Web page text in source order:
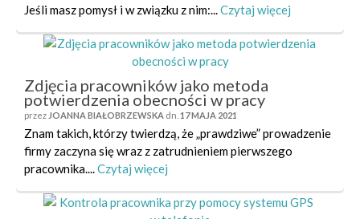
Jeśli masz pomysł i w związku z nim:... Czytaj więcej
Zdjęcia pracowników jako metoda
potwierdzenia obecności w pracy
przez JOANNA BIAŁOBRZEWSKA dn. 17 MAJA 2021
Znam takich, którzy twierdzą, że „prawdziwe” prowadzenie
firmy zaczyna się wraz z zatrudnieniem pierwszego
pracownika.... Czytaj więcej